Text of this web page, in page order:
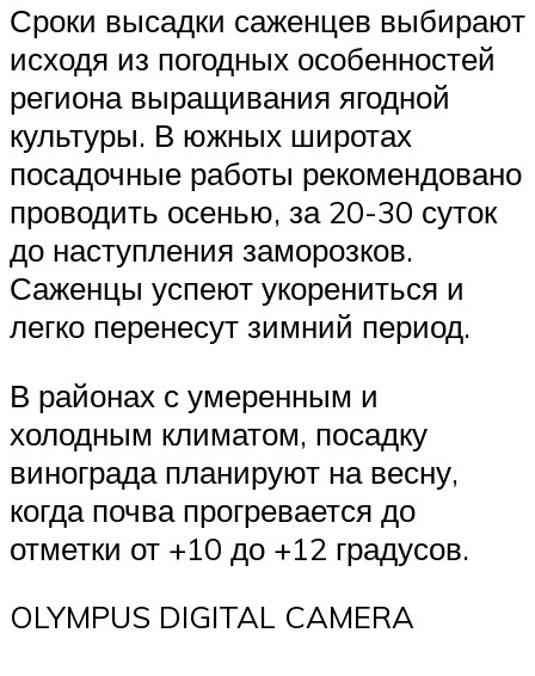
Сроки высадки саженцев выбирают
исходя из погодных особенностей
региона выращивания ягодной
культуры. В южных широтах
посадочные работы рекомендовано
проводить осенью, за 20-30 суток
до наступления заморозков.
Саженцы успеют укорениться и
легко перенесут зимний период.
В районах с умеренным и
холодным климатом, посадку
винограда планируют на весну,
когда почва прогревается до
отметки от +10 до +12 градусов.
OLYMPUS DIGITAL CAMERA